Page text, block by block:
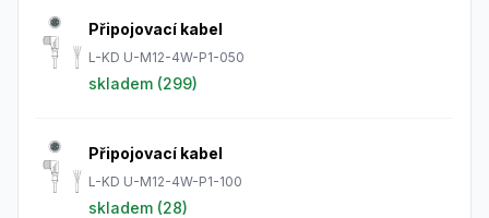
Připojovací kabel
L-KD U-M12-4W-P1-050
skladem (299)
Připojovací kabel
L-KD U-M12-4W-P1-100
skladem (28)